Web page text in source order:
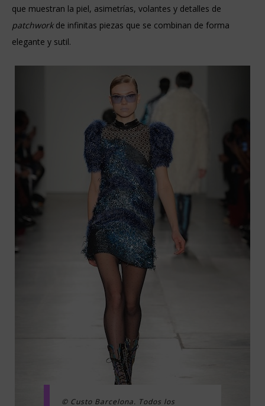
que muestran la piel, asimetrías, volantes y detalles de
patchworkde infinitas piezas que se combinan de forma
elegante y sutil.
© Custo Barcelona. Todos los